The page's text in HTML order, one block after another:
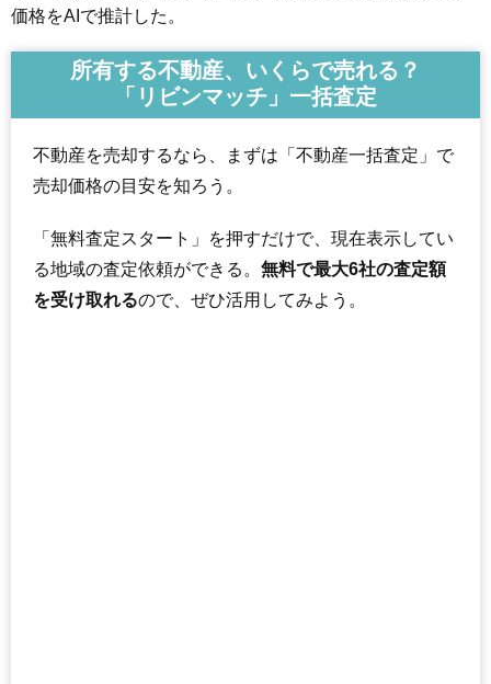
価格をAIで推計した。
所有する不動産、いくらで売れる？
「リビンマッチ」一括査定
不動産を売却するなら、まずは「不動産一括査定」で
売却価格の目安を知ろう。
「無料査定スタート」を押すだけで、現在表示してい
る地域の査定依頼ができる。 無料で最大6社の査定額
を受け取れるので、ぜひ活用してみよう。